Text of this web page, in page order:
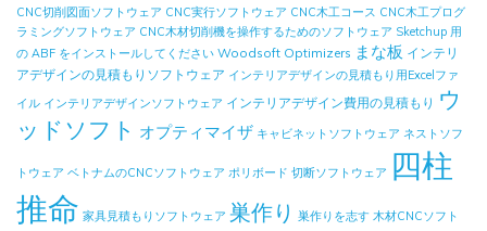
CNC切削図面ソフトウェア CNC実行ソフトウェア CNC木工コース CNC木工プログ
ラミングソフトウェア CNC木材切削機を操作するためのソフトウェア Sketchup 用
の ABF をインストールしてください Woodsoft Optimizers まな板 インテリ
アデザインの見積もりソフトウェア インテリアデザインの見積もり用Excelファ
イル インテリアデザインソフトウェア インテリアデザイン費用の見積もり ウ
ッドソフト オプティマイザ キャビネットソフトウェア ネストソフ
トウェア ベトナムのCNCソフトウェア ポリボード 切断ソフトウェア 四柱
推命 家具見積もりソフトウェア 巣作り 巣作りを志す 木材CNCソフト